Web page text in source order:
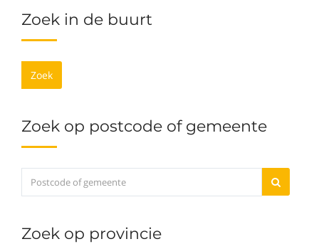
Zoek in de buurt
Zoek
Zoek op postcode of gemeente
Zoek op provincie